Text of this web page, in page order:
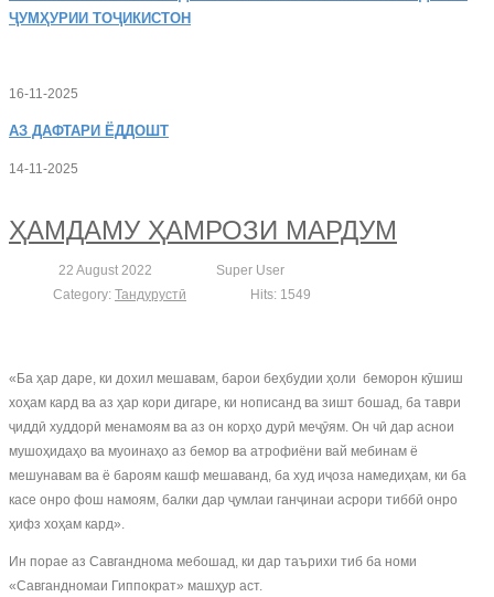
ҶУМҲУРИИ ТОҶИКИСТОН
16-11-2025
АЗ ДАФТАРИ ЁДДОШТ
14-11-2025
ҲАМДАМУ ҲАМРОЗИ МАРДУМ
22 August 2022
Super User
Category: Тандурустӣ Hits: 1549
«Ба ҳар даре, ки дохил мешавам, барои беҳбудии ҳоли беморон кӯшиш
хоҳам кард ва аз ҳар кори дигаре, ки нописанд ва зишт бошад, ба таври
ҷиддӣ худдорӣ менамоям ва аз он корҳо дурӣ меҷӯям. Он чӣ дар аснои
мушоҳидаҳо ва муоинаҳо аз бемор ва атрофиёни вай мебинам ё
мешунавам ва ё бароям кашф мешаванд, ба худ иҷоза намедиҳам, ки ба
касе онро фош намоям, балки дар ҷумлаи ганҷинаи асрори тиббӣ онро
ҳифз хоҳам кард».
Ин порае аз Савганднома мебошад, ки дар таърихи тиб ба номи
«Савгандномаи Гиппократ» машҳур аст.